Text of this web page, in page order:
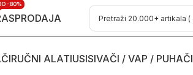
-80%
RUČNI ALATIUSISIVAČI / VAP / PUHAČI